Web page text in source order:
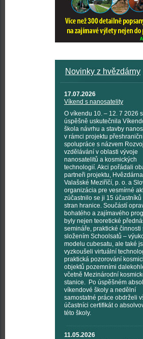
Novinky z hvězdárny
17.07.2026
Víkend s nanosatelity
O víkendu 10. – 12. 7 2026
úspěšně uskutečnila
škola návrhu a stavby
v rámci projektu
spolupráce s názvem Rozvoj
vzdělávání v oblasti vývoje
nanosatelitů a kosmických
technologií. Akci pořádali
partneři projektu, Hvězdárna
Valašské Meziříčí, p. o. a
organizácia pre vesmírné
zúčastnilo se ji 15 účastníků
stran hranice. Součástí
bohatého a zajímavého
byly nejen teoretické
semináře, praktické činnosti
složením Schoolsatů –
modelu cubesatu, ale také
vyzkoušeli virtuální
praktická pozorování
objektů pozemními
včetně Mezinárodní
stanice. Po úspěšném
víkendové školy a nedělní
samostatné práce obdrželi
účastníci certifikát o
této školy.
11.05.2026